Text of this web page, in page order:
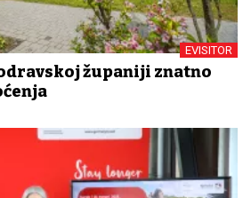
EVISITOR
županiji znatno